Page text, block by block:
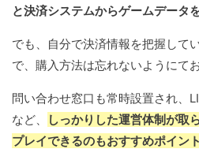
と決済システムからゲームデータ
でも、自分で決済情報を把握して
で、購入方法は忘れないようにて
問い合わせ窓口も常時設置され、
など、
しっかりした運営体制が取
プレイできるのもおすすめポイン